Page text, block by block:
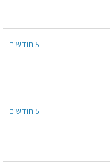
5 חודשים
5 חודשים